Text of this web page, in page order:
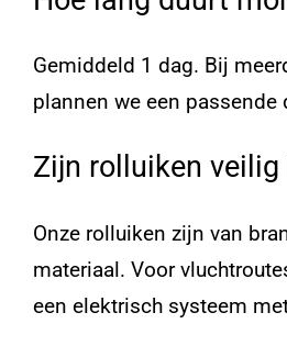
Gemiddeld 1 dag. Bij
plannen we een passende
Zijn rolluiken veilig
Onze rolluiken zijn van
materiaal. Voor
een elektrisch systeem